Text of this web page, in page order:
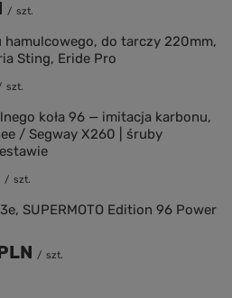
/ szt.
hamulcowego, do tarczy 220mm,
Sting, Eride Pro
szt.
koła 96 — imitacja karbonu,
/ Segway X260 | śruby
/ szt.
SUPERMOTO Edition 96 Power
/ szt.